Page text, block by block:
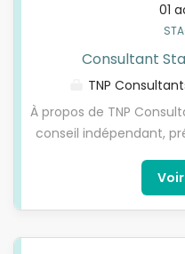
01
Consultant
TNP
À propos de TNP
conseil indépendant,
la transformation des
de trois domaines,
du conseil en stratégie